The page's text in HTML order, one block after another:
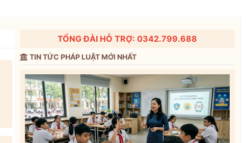
TỔNG ĐÀI HỖ TRỢ: 0342.799.688
TIN TỨC PHÁP LUẬT MỚI NHẤT